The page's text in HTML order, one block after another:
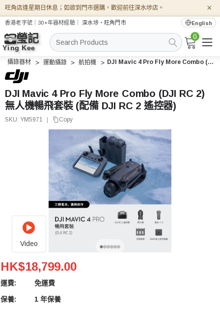
旺角店逢星期日休息；如欲到門市選購，歡迎前往深水埗店。 ×
香港老字號｜30+年器材經驗｜深水埗・旺角門市 English
搜
索
0
攝錄器材 運動攝錄 航拍機 DJI Mavic 4 Pro Fly More Combo (DJI RC 2) 無人機暢飛套裝 (配備 DJI RC 2 遙控器)
DJI Mavic 4 Pro Fly More Combo (DJI RC 2)
無人機暢飛套裝 (配備 DJI RC 2 遙控器)
SKU: YM5971 Copy
Video
DJI Mavic 4 Pro Fly More Combo (DJI RC 2) 無人機
HK$18,799.00
運費: 免運費
保養: 1 年保養